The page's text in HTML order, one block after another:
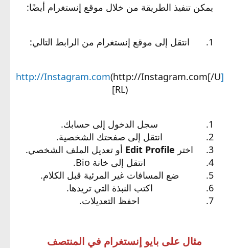
يمكن تنفيذ الطريقة من خلال موقع إنستغرام أيضًا:
انتقل إلى موقع إنستغرام من الرابط التالي:
[http://Instagram.com
(http://Instagram.com[/U
RL)]​
سجل الدخول إلى حسابك.
انتقل إلى صفحتك الشخصية.
اختر Edit Profile أو تعديل الملف الشخصي.
انتقل إلى خانة Bio.
ضع المسافات غير المرئية قبل الكلام.
اكتب النبذة التي تريدها.
احفظ التعديلات.
مثال على بايو إنستغرام في المنتصف